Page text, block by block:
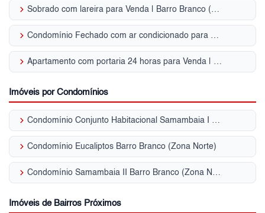
keyboard_arrow_right Sobrado com lareira para Venda | Barro Branco (Zona Norte)
keyboard_arrow_right Condomínio Fechado com ar condicionado para Venda | Barro Branco (Zona Norte)
keyboard_arrow_right Apartamento com portaria 24 horas para Venda | Barro Branco (Zona Norte)
Imóveis por Condomínios
keyboard_arrow_right Condomínio Conjunto Habitacional Samambaia I Barro Branco (Zona Norte)
keyboard_arrow_right Condomínio Eucaliptos Barro Branco (Zona Norte)
keyboard_arrow_right Condomínio Samambaia II Barro Branco (Zona Norte)
Imóveis de Bairros Próximos